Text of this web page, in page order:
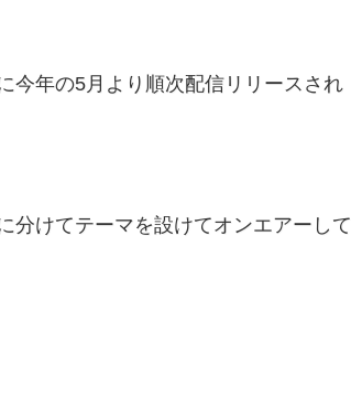
今年の5月より順次配信リリースされ
分けてテーマを設けてオンエアーして